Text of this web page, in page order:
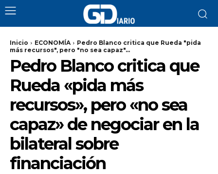
Inicio ECONOMÍA
Pedro Blanco critica que Rueda "pida
más recursos", pero "no sea capaz"...
Pedro Blanco critica que
Rueda «pida más
recursos», pero «no sea
capaz» de negociar en la
bilateral sobre
financiación